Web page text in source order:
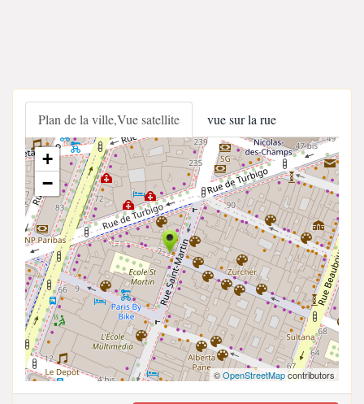
Plan de la ville,Vue satellite vue sur la rue
+
−
©OpenStreetMapcontributors